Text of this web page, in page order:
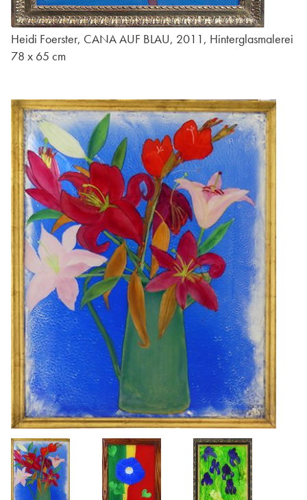
Heidi Foerster, CANA AUF BLAU, 2011, Hinterglasmalerei
78 x 65 cm